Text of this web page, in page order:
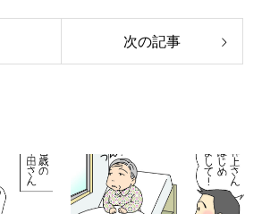
次の記事